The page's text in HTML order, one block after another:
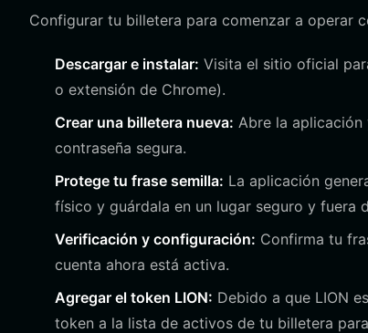
Configurar tu billetera para comenzar a operar
Descargar e instalar: Visita el sitio oficial
o extensión de Chrome).
Crear una billetera nueva: Abre la aplicación
contraseña segura.
Protege tu frase semilla: La aplicación
físico y guárdala en un lugar seguro y fuera
Verificación y configuración: Confirma tu
cuenta ahora está activa.
Agregar el token LION: Debido a que LION
token a la lista de activos de tu billetera